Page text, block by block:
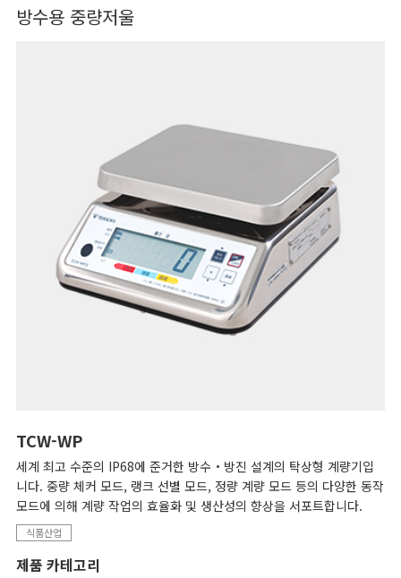
방수용 중량저울
TCW-WP
세계 최고 수준의 IP68에 준거한 방수・방진 설계의 탁상형 계량기입
니다. 중량 체커 모드, 랭크 선별 모드, 정량 계량 모드 등의 다양한 동작
모드에 의해 계량 작업의 효율화 및 생산성의 향상을 서포트합니다.
식품산업
제품 카테고리